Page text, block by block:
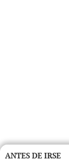
ANTES DE IRSE